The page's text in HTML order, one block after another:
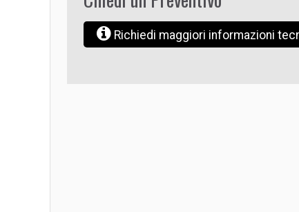
Richiedi maggiori informazioni